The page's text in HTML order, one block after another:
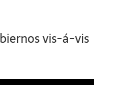
vis-á-vis